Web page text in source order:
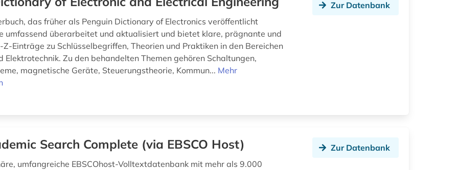
das früher als Penguin Dictionary of Electronics veröffentlicht
umfassend überarbeitet und aktualisiert und bietet klare, prägnante und
Einträge zu Schlüsselbegriffen, Theorien und Praktiken in den Bereichen
Elektrotechnik. Zu den behandelten Themen gehören Schaltungen,
magnetische Geräte, Steuerungstheorie, Kommun... Mehr
Zur Datenbank
Search Complete (via EBSCO Host)
umfangreiche EBSCOhost-Volltextdatenbank mit mehr als 9.000
Zur Datenbank